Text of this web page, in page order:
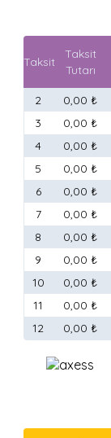
Taksit
Taksit
Tutarı
2 0,00 ₺
3
0,00 ₺
4
0,00 ₺
5
0,00 ₺
6
0,00 ₺
7
0,00 ₺
8
0,00 ₺
9
0,00 ₺
10
0,00 ₺
11
0,00 ₺
12
0,00 ₺